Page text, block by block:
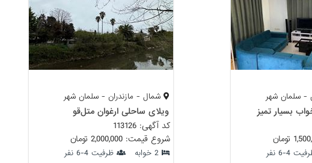
- سلمان شهر
بسيار تميز
4-6 نفر
شمال - مازندران - سلمان شهر
ویلای ساحلی ارغوان متل‌قو
کد آگهی: 113126
شروع قیمت: 2,000,000 تومان
2 خوابه ظرفیت 4-6 نفر